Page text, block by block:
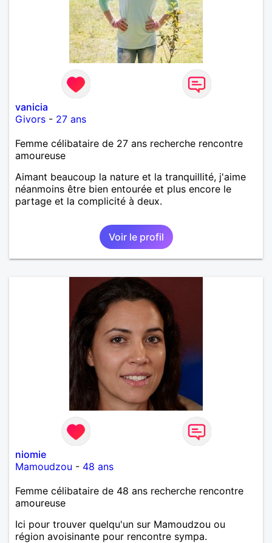
vanicia
Givors - 27 ans
Femme célibataire de 27 ans recherche rencontre
amoureuse
Aimant beaucoup la nature et la tranquillité, j'aime
néanmoins être bien entourée et plus encore le
partage et la complicité à deux.
Voir le profil
niomie
Mamoudzou - 48 ans
Femme célibataire de 48 ans recherche rencontre
amoureuse
Ici pour trouver quelqu'un sur Mamoudzou ou
région avoisinante pour rencontre sympa.